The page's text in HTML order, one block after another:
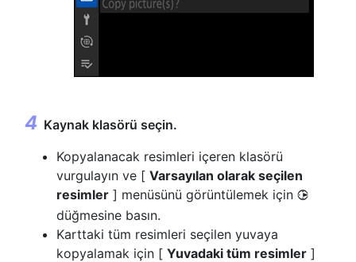
Kaynak klasörü seçin.
Kopyalanacak resimleri içeren klasörü
vurgulayın ve [ Varsayılan olarak seçilen
resimler ] menüsünü görüntülemek için 2
düğmesine basın.
Karttaki tüm resimleri seçilen yuvaya
kopyalamak için [ Yuvadaki tüm resimler ]